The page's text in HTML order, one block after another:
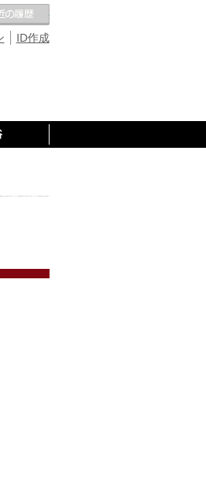
ID作成
の温泉